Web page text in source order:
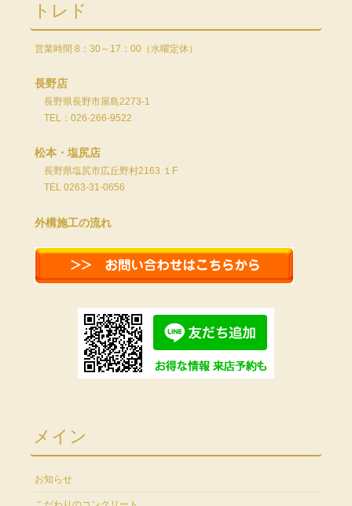
トレド
営業時間 8：30～17：00（水曜定休）
長野店
長野県長野市屋島2273-1
TEL：026-266-9522
松本・塩尻店
長野県塩尻市広丘野村2163 １F
TEL 0263-31-0656
外構施工の流れ
メイン
お知らせ